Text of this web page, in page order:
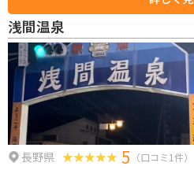
の「ビーナスライン」や「美ヶ原林道」
続く、走ること自体が目的になる最高の
カー規制がありますが、美ヶ原自然保護セ
クセスする価値は十分にあります。 特に、早朝の雲海や夕景の美しさは圧巻
で、一人で静かに自然とメカニックな電
すすめします。標高が高いため、急勾配
ーキを駆使した走行や、タイヤのグリップ
ある道です。冬期は通行止めになるため
ンを狙うのが鉄則です。
浅間温泉
長野県 5 （口コミ1件）